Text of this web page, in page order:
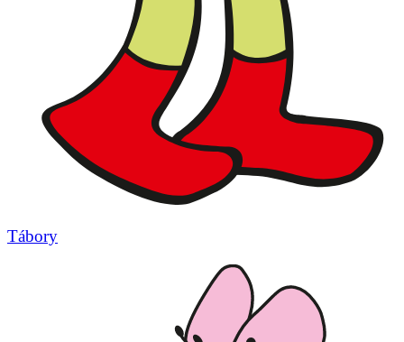
Tábory